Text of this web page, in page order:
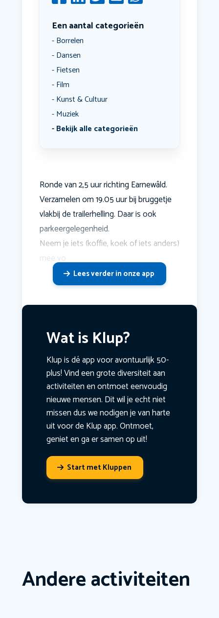
Een aantal categorieën
Borrelen
Dansen
Fietsen
Film
Kunst & Cultuur
Muziek
Bekijk alle categorieën
Ronde van 2,5 uur richting Earnewâld.
Verzamelen om 19.05 uur bij bruggetje
vlakbij de trailerhelling. Daar is ook
parkeergelegenheid.
Neem je iets (koffie, koek of iets anders)
mee vo
Lees verder in onze app
Wat is Klup?
Klup is dé app voor avontuurlijk 50-
plus! Vind een grote diversiteit aan
activiteiten en ontmoet eenvoudig
nieuwe mensen. Dit wil je echt niet
missen dus we nodigen je van harte
uit voor de Klup app. Ontmoet,
geniet en ga er samen op uit!
Start met Kluppen
Andere activiteiten